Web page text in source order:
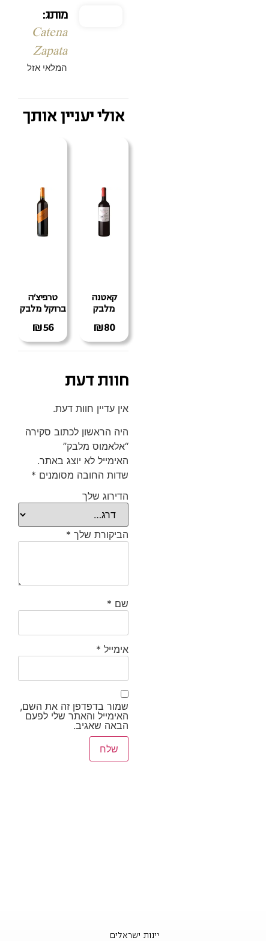
מותג:
Catena
Zapata
המלאי אזל
אולי יעניין אותך
קאטנה
מלבק
₪80
טרפיצ'ה
ברוקל מלבק
₪56
חוות דעת
אין עדיין חוות דעת.
היה הראשון לכתוב סקירה
“אלאמוס מלבק”
האימייל לא יוצג באתר.
שדות החובה מסומנים *
הדירוג שלך
הביקורת שלך *
שם *
אימייל *
שמור בדפדפן זה את השם,
האימייל והאתר שלי לפעם
הבאה שאגיב.
יינות ישראלים